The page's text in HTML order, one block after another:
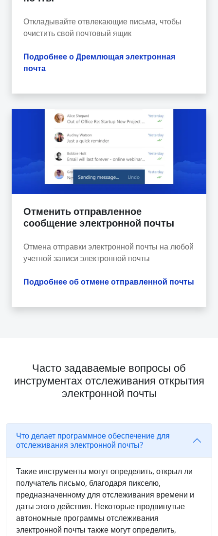
Откладывайте отвлекающие письма, чтобы
очистить свой почтовый ящик
Подробнее о Дремлющая электронная
почта
Отменить отправленное
сообщение электронной почты
Отмена отправки электронной почты на любой
учетной записи электронной почты
Подробнее об отмене отправленной почты
Часто задаваемые вопросы об
инструментах отслеживания открытия
электронной почты
Что делает программное обеспечение для
отслеживания электронной почты?
Такие инструменты могут определить, открыл ли
получатель письмо, благодаря пикселю,
предназначенному для отслеживания времени и
даты этого действия. Некоторые продвинутые
автономные программы отслеживания
электронной почты также могут определить,